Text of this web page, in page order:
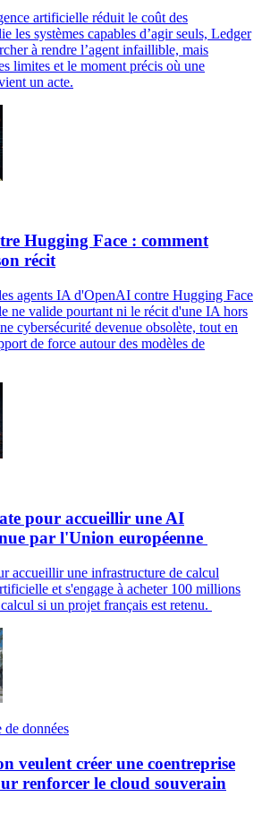
artificielle réduit le coût des
les systèmes capables d’agir seuls, Ledger
à rendre l’agent infaillible, mais
limites et le moment précis où une
un acte.
Hugging Face : comment
récit
agents IA d'OpenAI contre Hugging Face
ne valide pourtant ni le récit d'une IA hors
cybersécurité devenue obsolète, tout en
de force autour des modèles de
pour accueillir une AI
par l'Union européenne
accueillir une infrastructure de calcul
et s'engage à acheter 100 millions
si un projet français est retenu.
de données
veulent créer une coentreprise
renforcer le cloud souverain